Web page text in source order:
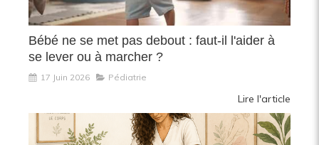
Bébé ne se met pas debout : faut-il l'aider à
se lever ou à marcher ?
17 Juin 2026 Pédiatrie
Lire l'article